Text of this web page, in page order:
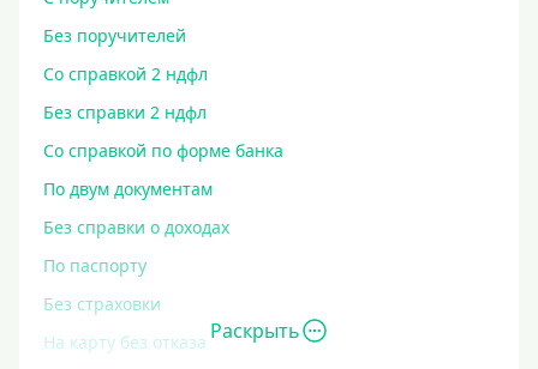
Без поручителей
Со справкой 2 ндфл
Без справки 2 ндфл
Со справкой по форме банка
По двум документам
Без справки о доходах
По паспорту
Без страховки
На карту без отказа Раскрыть